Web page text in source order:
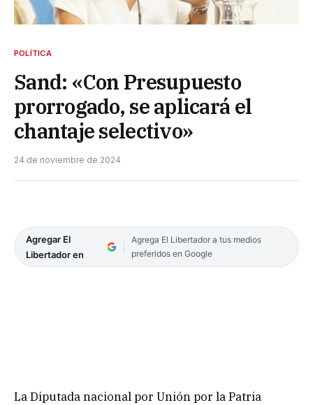
POLÍTICA
Sand: «Con Presupuesto
prorrogado, se aplicará el
chantaje selectivo»
24 de noviembre de 2024
Agregar El
Libertador en
Agrega El Libertador a tus medios
preferidos en Google
La Diputada nacional por Unión por la Patria